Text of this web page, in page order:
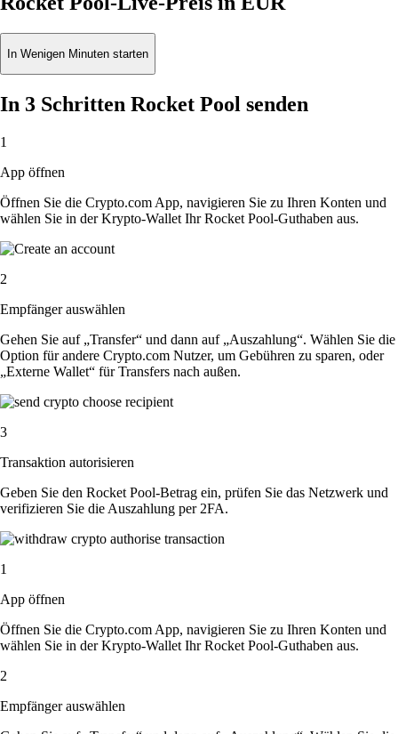
In Wenigen Minuten starten
In 3 Schritten Rocket Pool senden
1
App öffnen
Öffnen Sie die Crypto.com App, navigieren Sie zu Ihren Konten und
wählen Sie in der Krypto-Wallet Ihr Rocket Pool-Guthaben aus.
2
Empfänger auswählen
Gehen Sie auf „Transfer“ und dann auf „Auszahlung“. Wählen Sie die
Option für andere Crypto.com Nutzer, um Gebühren zu sparen, oder
„Externe Wallet“ für Transfers nach außen.
3
Transaktion autorisieren
Geben Sie den Rocket Pool-Betrag ein, prüfen Sie das Netzwerk und
verifizieren Sie die Auszahlung per 2FA.
1
App öffnen
Öffnen Sie die Crypto.com App, navigieren Sie zu Ihren Konten und
wählen Sie in der Krypto-Wallet Ihr Rocket Pool-Guthaben aus.
2
Empfänger auswählen